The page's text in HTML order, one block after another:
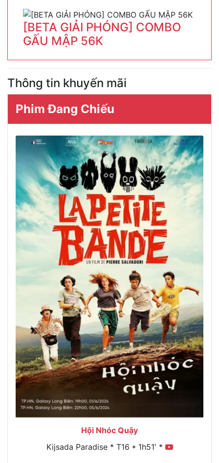
[BETA GIẢI PHÓNG] COMBO
GẤU MẬP 56K
Thông tin khuyến mãi
Phim Đang Chiếu
Hội Nhóc Quậy
Kijsada Paradise * T16 * 1h51' *